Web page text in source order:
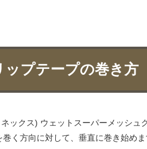
ップテープの巻き方
ックス) ウェットスーパーメッシュ
巻く方向に対して、垂直に巻き始めま